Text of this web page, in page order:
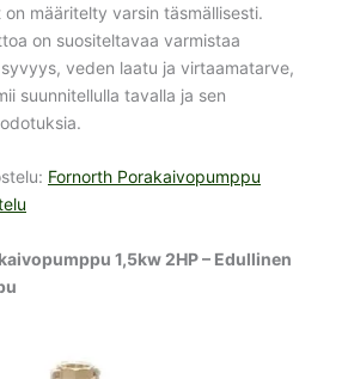
määritelty varsin täsmällisesti.
on suositeltavaa varmistaa
veden laatu ja virtaamatarve,
suunnitellulla tavalla ja sen
Fornorth Porakaivopumppu
1,5kw 2HP – Edullinen